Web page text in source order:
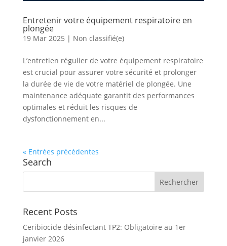
Entretenir votre équipement respiratoire en
plongée
19 Mar 2025 | Non classifié(e)
L’entretien régulier de votre équipement respiratoire
est crucial pour assurer votre sécurité et prolonger
la durée de vie de votre matériel de plongée. Une
maintenance adéquate garantit des performances
optimales et réduit les risques de
dysfonctionnement en...
« Entrées précédentes
Search
Recent Posts
Ceribiocide désinfectant TP2: Obligatoire au 1er
janvier 2026